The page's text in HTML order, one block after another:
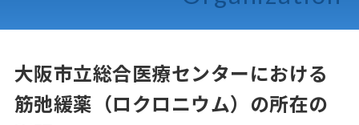
大阪市立総合医療センターにおける
筋弛緩薬（ロクロニウム）の所在の